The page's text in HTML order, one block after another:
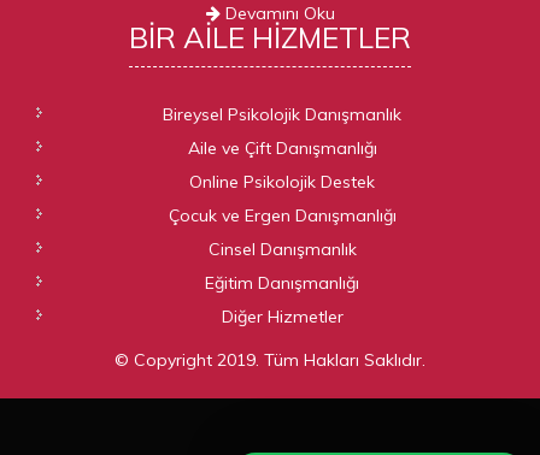
Devamını Oku
BIR AILE HIZMETLER
Bireysel Psikolojik Danışmanlık
Aile ve Çift Danışmanlığı
Online Psikolojik Destek
Çocuk ve Ergen Danışmanlığı
Cinsel Danışmanlık
Eğitim Danışmanlığı
Diğer Hizmetler
© Copyright 2019. Tüm Hakları Saklıdır.